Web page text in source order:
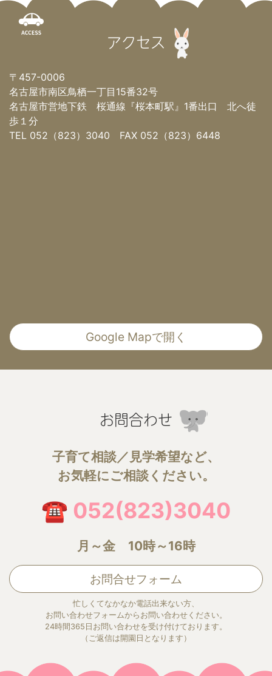
アクセス
〒457-0006
名古屋市南区鳥栖一丁目15番32号
名古屋市営地下鉄 桜通線『桜本町駅』1番出口 北へ徒
歩１分
TEL 052（823）3040 FAX 052（823）6448
Google Mapで開く
お問合わせ
子育て相談／見学希望など、
お気軽にご相談ください。
☎ 052(823)3040
月～金 10時～16時
お問合せフォーム
忙しくてなかなか電話出来ない方、
お問い合わせフォームからお問い合わせください。
24時間365日お問い合わせを受け付けております。
（ご返信は開園日となります）